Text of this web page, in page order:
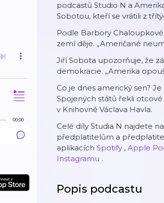
00:00
podcastů Studio N a
Sobotou, kteří se vrátili z
Podle Barbory
zemí děje. „Američané
Jiří Sobota upozorňuje, že
demokracie. „Amerika
Co je dnes americký sen?
Spojených států řekli
v Knihovně Václava Havla.
Celé díly Studia N najdete
předplatitelům a
aplikacích Spotify , Apple
Instagramu .
Popis podcastu